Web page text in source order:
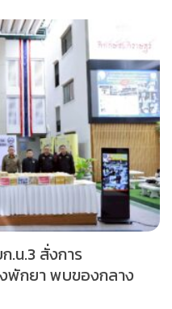
.น.3 สั่งการ
พักยา พบของกลาง